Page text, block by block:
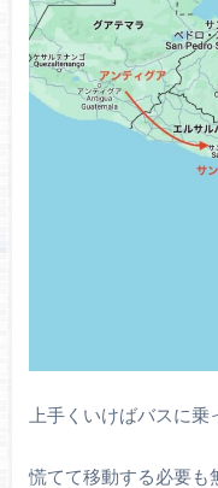
上手くいけばバスに乗
慌てて移動する必要も